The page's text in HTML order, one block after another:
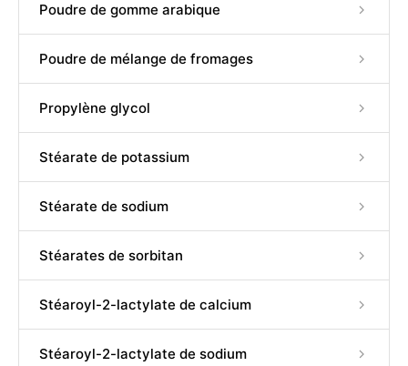
Poudre de gomme arabique
Poudre de mélange de fromages
Propylène glycol
Stéarate de potassium
Stéarate de sodium
Stéarates de sorbitan
Stéaroyl-2-lactylate de calcium
Stéaroyl-2-lactylate de sodium